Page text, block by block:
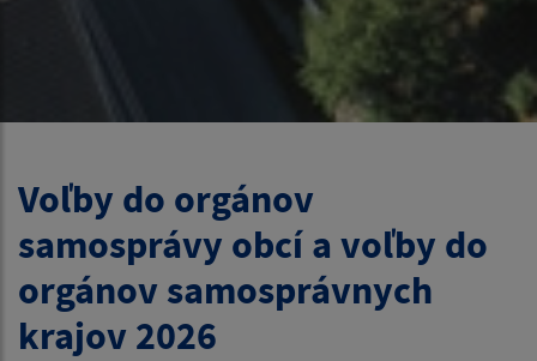
Voľby do orgánov
samosprávy obcí a voľby do
orgánov samosprávnych
krajov 2026